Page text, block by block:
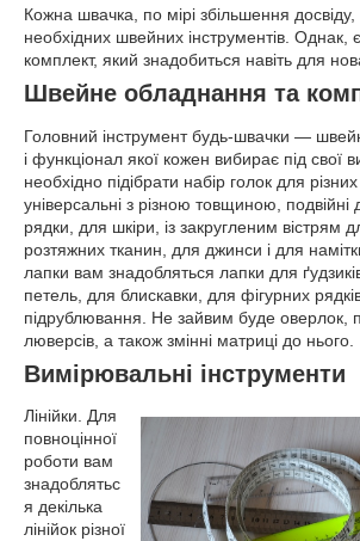
Кожна швачка, по мірі збільшення досвіду,
необхідних швейних інструментів. Однак,
комплект, який знадобиться навіть для
Швейне обладнання та
Головний інструмент будь-швачки —
і функціонал якої кожен вибирає під свої
необхідно підібрати набір голок для
універсальні з різною товщиною, подвійні
рядки, для шкіри, із закругленим вістрям
розтяжних тканин, для джинси і для
лапки вам знадобляться лапки для
петель, для блискавки, для фігурних
підрублювання. Не зайвим буде оверлок,
люверсів, а також змінні матриці до нього.
Вимірювальні інструменти
Лінійки. Для
повноцінної
роботи вам
знадоблятьс
я декілька
лінійок різної